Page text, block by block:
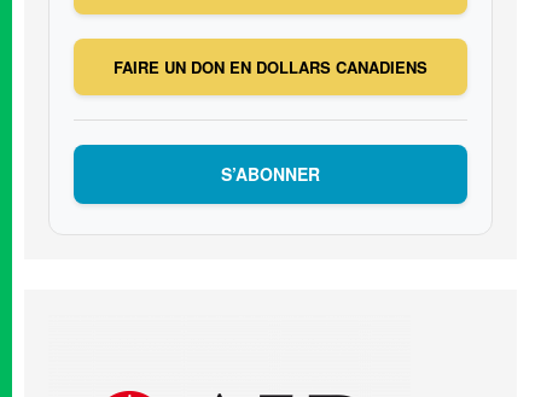
FAIRE UN DON EN DOLLARS CANADIENS
S’ABONNER